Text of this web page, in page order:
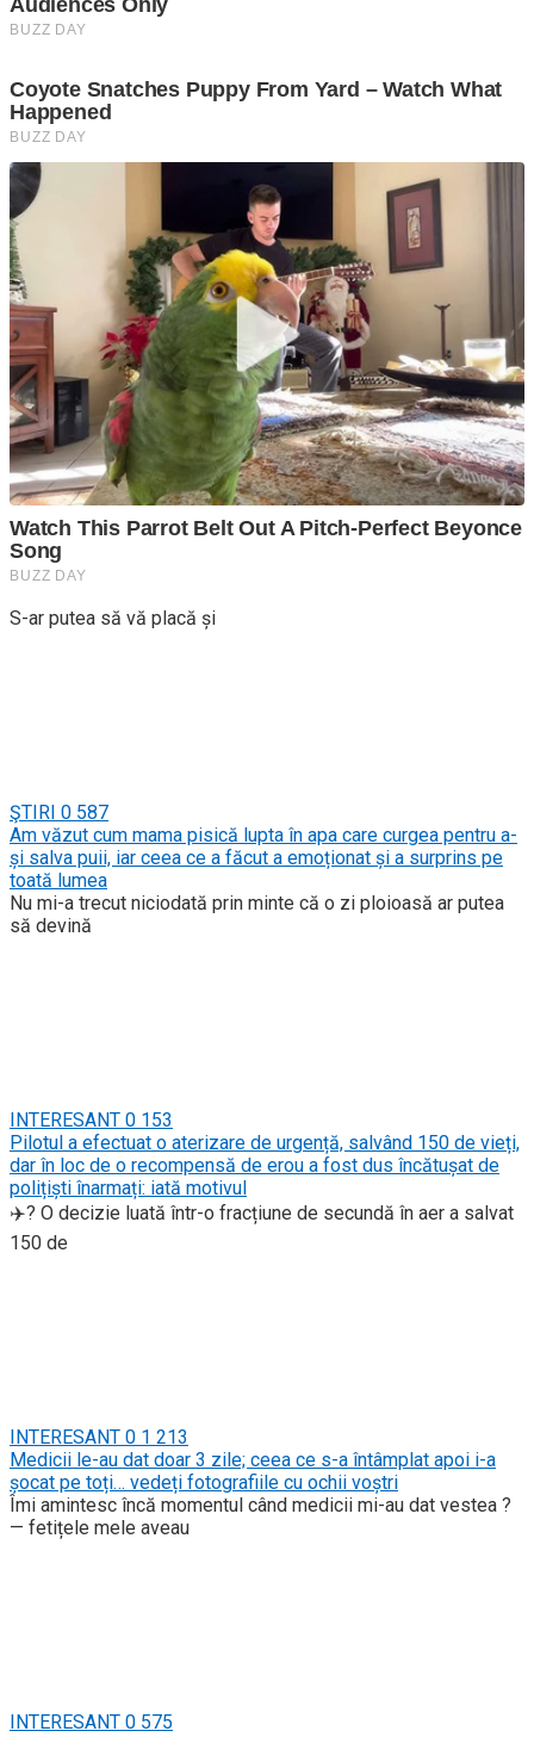
S-ar putea să vă placă și
ŞTIRI 0 587
Am văzut cum mama pisică lupta în apa care curgea pentru a-
și salva puii, iar ceea ce a făcut a emoționat și a surprins pe
toată lumea
Nu mi-a trecut niciodată prin minte că o zi ploioasă ar putea
să devină
INTERESANT 0 153
Pilotul a efectuat o aterizare de urgență, salvând 150 de vieți,
dar în loc de o recompensă de erou a fost dus încătușat de
polițiști înarmați: iată motivul
✈️? O decizie luată într-o fracțiune de secundă în aer a salvat
150 de
INTERESANT 0 1 213
Medicii le-au dat doar 3 zile; ceea ce s-a întâmplat apoi i-a
șocat pe toți… vedeți fotografiile cu ochii voștri
Îmi amintesc încă momentul când medicii mi-au dat vestea ?
— fetițele mele aveau
INTERESANT 0 575